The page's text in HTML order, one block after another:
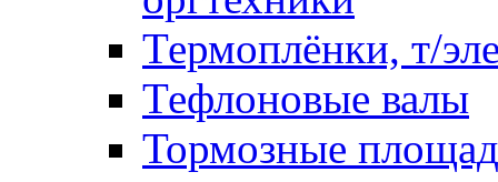
Термоплёнки, т/
Тефлоновые валы
Тормозные